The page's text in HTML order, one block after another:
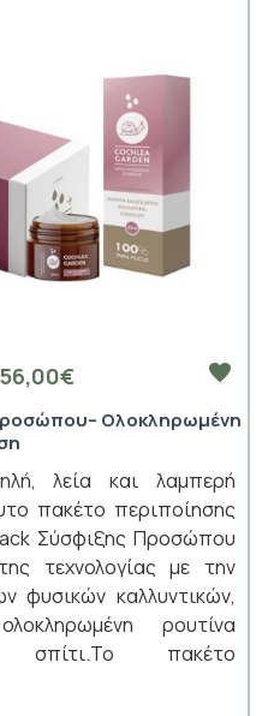
56,00€
Ολοκληρωμένη
λεία και λαμπερή
πακέτο περιποίησης
Σύσφιξης Προσώπου
τεχνολογίας με την
φυσικών καλλυντικών,
ρουτίνα
σπίτι.Το πακέτο